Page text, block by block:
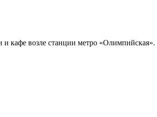
возле станции метро